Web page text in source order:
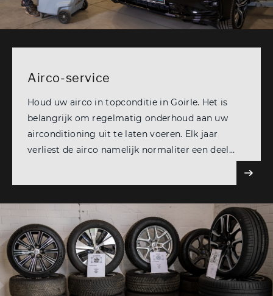
Airco-service
Houd uw airco in topconditie in Goirle. Het is
belangrijk om regelmatig onderhoud aan uw
airconditioning uit te laten voeren. Elk jaar
verliest de airco namelijk normaliter een deel